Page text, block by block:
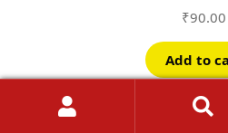
₹90.00
Add to